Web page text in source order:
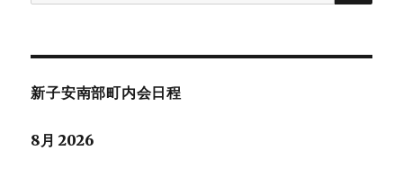
索:
新子安南部町内会日程
8月 2026